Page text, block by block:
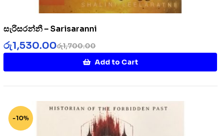
සැරිසරන්නී – Sarisaranni
රු1,700.00
රු1,530.00
Add to Cart
-10%